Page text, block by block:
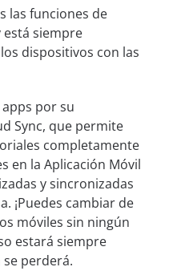
las funciones de
está siempre
dispositivos con las
por su
Sync, que permite
completamente
en la Aplicación Móvil
y sincronizadas
¡Puedes cambiar de
móviles sin ningún
estará siempre
perderá.